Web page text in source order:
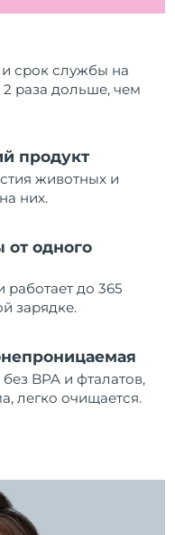
срок службы на
раза дольше, чем
продукт
животных и
них.
от одного
работает до 365
зарядке.
BPA и фталатов,
легко очищается.